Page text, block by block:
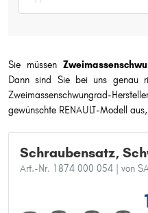
Sie müssen
Dann sind Sie bei uns genau
Zweimassenschwungrad-
gewünschte RENAULT-Modell
Schraubensatz,
Art.-Nr. 1874 000 054 | von